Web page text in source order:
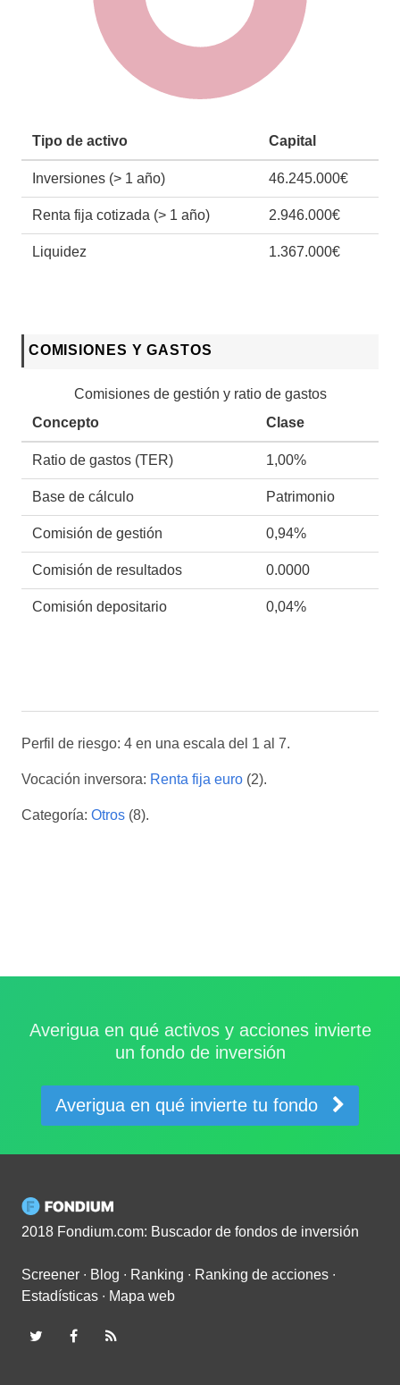
Tipo de activo Capital
Inversiones (> 1 año) 46.245.000€
Renta fija cotizada (> 1 año) 2.946.000€
Liquidez 1.367.000€
COMISIONES Y GASTOS
Comisiones de gestión y ratio de gastos
Concepto
Clase
Ratio de gastos (TER) 1,00%
Base de cálculo Patrimonio
Comisión de gestión 0,94%
Comisión de resultados 0.0000
Comisión depositario 0,04%
Perfil de riesgo: 4 en una escala del 1 al 7.
Vocación inversora: Renta fija euro (2).
Categoría: Otros (8).
Averigua en qué activos y acciones invierte
un fondo de inversión
Averigua en qué invierte tu fondo
2018 Fondium.com: Buscador de fondos de inversión
Screener ∙ Blog ∙ Ranking ∙ Ranking de acciones ∙
Estadísticas ∙ Mapa web